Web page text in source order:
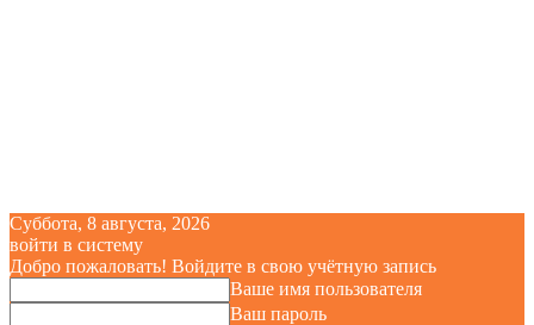
Суббота, 8 августа, 2026
войти в систему
Добро пожаловать! Войдите в свою учётную запись
Ваше имя пользователя
Ваш пароль